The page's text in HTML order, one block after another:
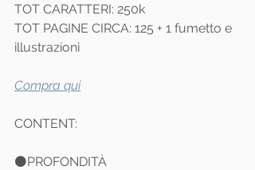
TOT CARATTERI: 250k
TOT PAGINE CIRCA: 125 + 1 fumetto e
illustrazioni
Compra qui
CONTENT:
⚫️PROFONDITÀ